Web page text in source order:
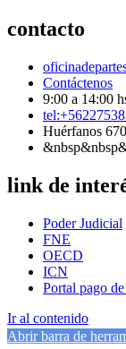
contacto
Contáctenos
9:00 a 14:00
Huérfanos
link de
Poder Judicial
FNE
OECD
ICN
Portal pago
Ir al contenido
Abrir barra de